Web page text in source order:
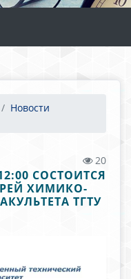
Новости
20
СОСТОИТСЯ
ХИМИКО-
ТГТУ